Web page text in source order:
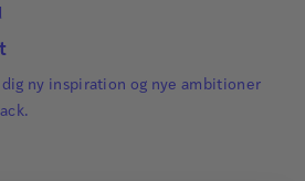
ny inspiration og nye ambitioner